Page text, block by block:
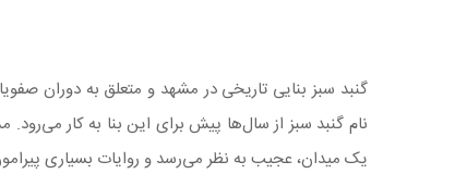
گنبد سبز بنایی تاریخی در مشهد و متعلق به دوران
نام گنبد سبز از سال‌ها پیش برای این بنا به کار
یک میدان، عجیب به نظر می‌رسد و روایات بسیاری